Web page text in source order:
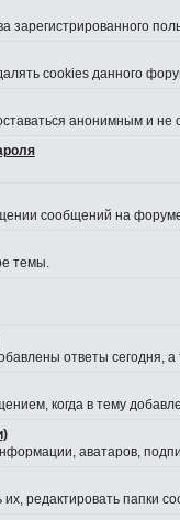
зарегистрированного
cookies данного
анонимным и
сообщений на
темы.
ответы сегодня,
когда в тему
аватаров,
редактировать папки